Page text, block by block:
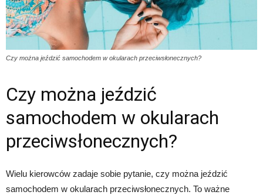
Czy można jeździć samochodem w okularach przeciwsłonecznych?
Czy można jeździć
samochodem w okularach
przeciwsłonecznych?
Wielu kierowców zadaje sobie pytanie, czy można jeździć
samochodem w okularach przeciwsłonecznych. To ważne